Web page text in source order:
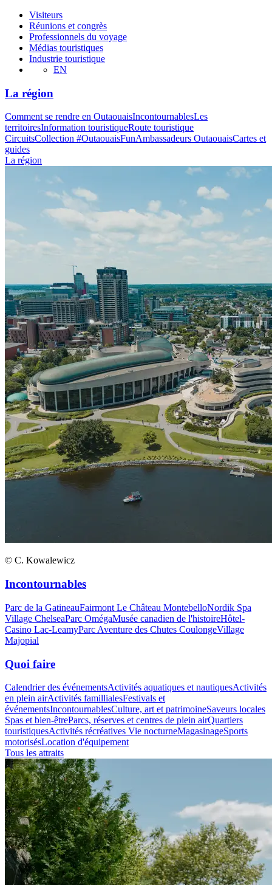
Visiteurs
Réunions et congrès
Professionnels du voyage
Médias touristiques
Industrie touristique
EN
La région
Comment se rendre en OutaouaisIncontournablesLes
territoiresInformation touristiqueRoute touristique
CircuitsCollection #OutaouaisFunAmbassadeurs OutaouaisCartes et
guides
La région
© C. Kowalewicz
Incontournables
Parc de la GatineauFairmont Le Château MontebelloNordik Spa
Village ChelseaParc OmégaMusée canadien de l'histoireHôtel-
Casino Lac-LeamyParc Aventure des Chutes CoulongeVillage
Majopial
Quoi faire
Calendrier des événementsActivités aquatiques et nautiquesActivités
en plein airActivités famillialesFestivals et
événementsIncontournablesCulture, art et patrimoineSaveurs locales
Spas et bien-êtreParcs, réserves et centres de plein airQuartiers
touristiquesActivités récréatives Vie nocturneMagasinageSports
motorisésLocation d'équipement
Tous les attraits